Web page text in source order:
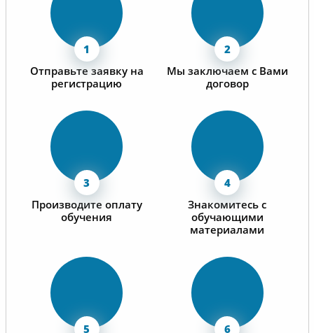
Отправьте заявку на
регистрацию
Мы заключаем с Вами
договор
Производите оплату
обучения
Знакомитесь с
обучающими
материалами